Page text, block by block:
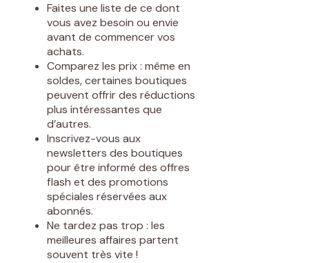
Faites une liste de ce dont
vous avez besoin ou envie
avant de commencer vos
achats.
Comparez les prix : même en
soldes, certaines boutiques
peuvent offrir des réductions
plus intéressantes que
d’autres.
Inscrivez-vous aux
newsletters des boutiques
pour être informé des offres
flash et des promotions
spéciales réservées aux
abonnés.
Ne tardez pas trop : les
meilleures affaires partent
souvent très vite !